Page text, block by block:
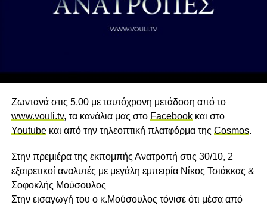
Ζωντανά στις 5.00 με ταυτόχρονη μετάδοση από το
www.vouli.tv, τα κανάλια μας στο Facebookκαι στο
Youtubeκαι από την τηλεοπτική πλατφόρμα της Cosmos.
Στην πρεμιέρα της εκπομπής Ανατροπή στις 30/10, 2
εξαιρετικοί αναλυτές με μεγάλη εμπειρία Νίκος Τσιάκκας &
Σοφοκλής Μούσουλος
Στην εισαγωγή του ο κ.Μούσουλος τόνισε ότι μέσα από